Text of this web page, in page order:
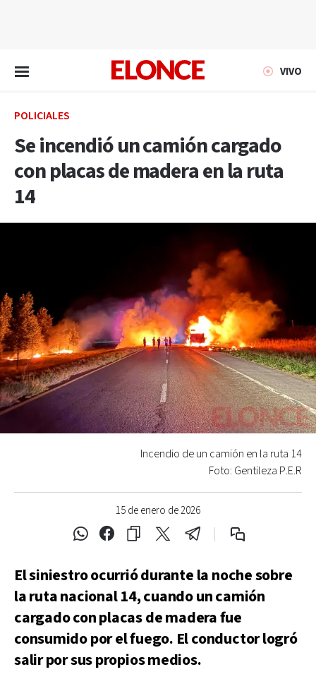
VIVO
POLICIALES
Se incendió un camión cargado
con placas de madera en la ruta
14
15 de enero de 2026
Incendio de un camión en la ruta 14
Foto: Gentileza P.E.R
El siniestro ocurrió durante la noche sobre
la ruta nacional 14, cuando un camión
cargado con placas de madera fue
consumido por el fuego. El conductor logró
salir por sus propios medios.